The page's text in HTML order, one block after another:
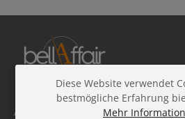
Abonniere den kostenlosen Beauty-
Diese Website verwendet
bestmögliche Erfahrung
Mehr